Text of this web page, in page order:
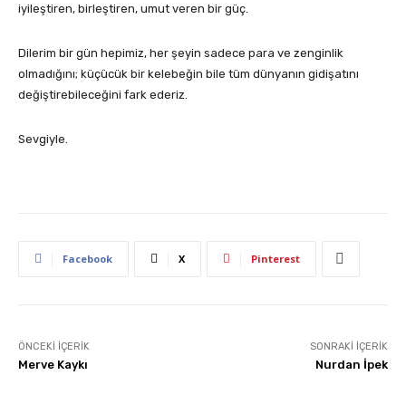
iyileştiren, birleştiren, umut veren bir güç.
Dilerim bir gün hepimiz, her şeyin sadece para ve zenginlik
olmadığını; küçücük bir kelebeğin bile tüm dünyanın gidişatını
değiştirebileceğini fark ederiz.
Sevgiyle.
Facebook X Pinterest
ÖNCEKI İÇERIK
Merve Kaykı
SONRAKI İÇERIK
Nurdan İpek